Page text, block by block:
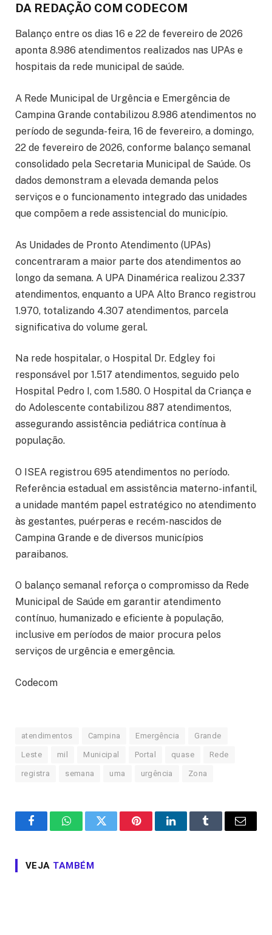
DA REDAÇÃO COM CODECOM
Balanço entre os dias 16 e 22 de fevereiro de 2026
aponta 8.986 atendimentos realizados nas UPAs e
hospitais da rede municipal de saúde.
A Rede Municipal de Urgência e Emergência de
Campina Grande contabilizou 8.986 atendimentos no
período de segunda-feira, 16 de fevereiro, a domingo,
22 de fevereiro de 2026, conforme balanço semanal
consolidado pela Secretaria Municipal de Saúde. Os
dados demonstram a elevada demanda pelos
serviços e o funcionamento integrado das unidades
que compõem a rede assistencial do município.
As Unidades de Pronto Atendimento (UPAs)
concentraram a maior parte dos atendimentos ao
longo da semana. A UPA Dinamérica realizou 2.337
atendimentos, enquanto a UPA Alto Branco registrou
1.970, totalizando 4.307 atendimentos, parcela
significativa do volume geral.
Na rede hospitalar, o Hospital Dr. Edgley foi
responsável por 1.517 atendimentos, seguido pelo
Hospital Pedro I, com 1.580. O Hospital da Criança e
do Adolescente contabilizou 887 atendimentos,
assegurando assistência pediátrica contínua à
população.
O ISEA registrou 695 atendimentos no período.
Referência estadual em assistência materno-infantil,
a unidade mantém papel estratégico no atendimento
às gestantes, puérperas e recém-nascidos de
Campina Grande e de diversos municípios
paraibanos.
O balanço semanal reforça o compromisso da Rede
Municipal de Saúde em garantir atendimento
contínuo, humanizado e eficiente à população,
inclusive em períodos de maior procura pelos
serviços de urgência e emergência.
Codecom
atendimentos Campina Emergência Grande
Leste mil Municipal Portal quase Rede
registra semana uma urgência Zona
FacebookWhatsAppTwitter PinterestLinkedInTumblr Email
VEJA TAMBÉM